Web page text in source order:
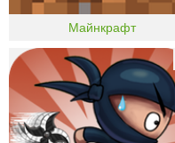
Майнкрафт